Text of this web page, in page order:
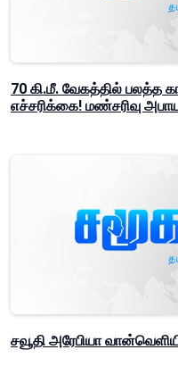
70 கி.மீ. வேகத்தில் பலத்த
எச்சரிக்கை! மண்சரிவு
சவூதி அரேபியா